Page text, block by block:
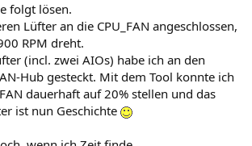
folgt lösen.
Lüfter an die CPU_FAN angeschlossen,
RPM dreht.
(incl. zwei AIOs) habe ich an den
Hub gesteckt. Mit dem Tool konnte ich
dauerhaft auf 20% stellen und das
ist nun Geschichte